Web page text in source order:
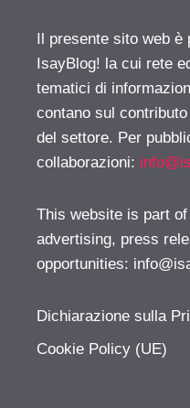
Il presente sito web
IsayBlog! la cui rete
tematici di
contano sul
del settore. Per
collaborazioni:
This website is part
advertising, press
opportunities:
Dichiarazione sulla
Cookie Policy (UE)